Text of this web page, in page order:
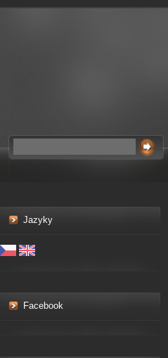
Jazyky
Facebook